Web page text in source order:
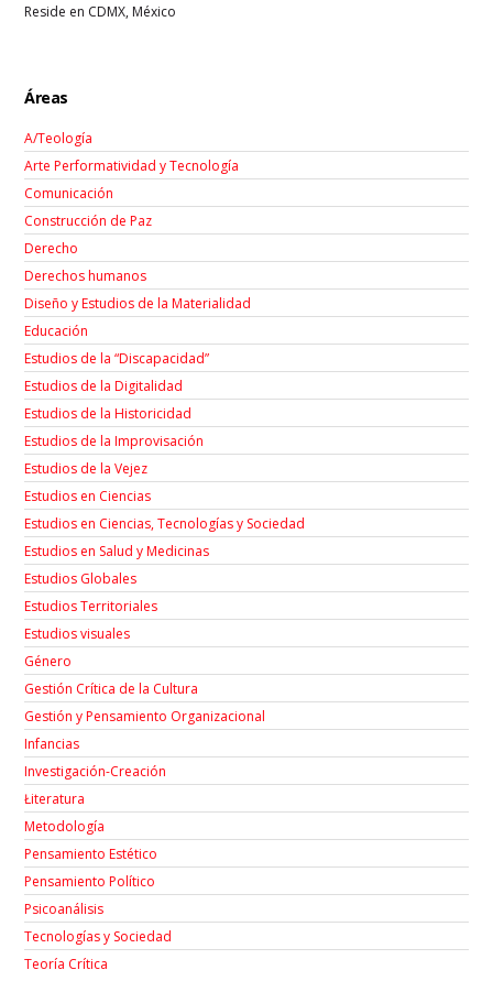
Reside en CDMX, México
Áreas
A/Teología
Arte Performatividad y Tecnología
Comunicación
Construcción de Paz
Derecho
Derechos humanos
Diseño y Estudios de la Materialidad
Educación
Estudios de la “Discapacidad”
Estudios de la Digitalidad
Estudios de la Historicidad
Estudios de la Improvisación
Estudios de la Vejez
Estudios en Ciencias
Estudios en Ciencias, Tecnologías y Sociedad
Estudios en Salud y Medicinas
Estudios Globales
Estudios Territoriales
Estudios visuales
Género
Gestión Crítica de la Cultura
Gestión y Pensamiento Organizacional
Infancias
Investigación-Creación
Łiteratura
Metodología
Pensamiento Estético
Pensamiento Político
Psicoanálisis
Tecnologías y Sociedad
Teoría Crítica